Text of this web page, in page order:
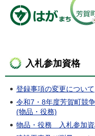
入札参加資格
登録事項の変更について
令和7・8年度芳賀町競
(物品・役務)
物品・役務 入札参加資